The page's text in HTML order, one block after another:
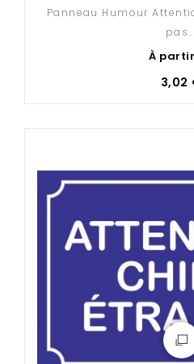
Panneau Humour
À
3,02